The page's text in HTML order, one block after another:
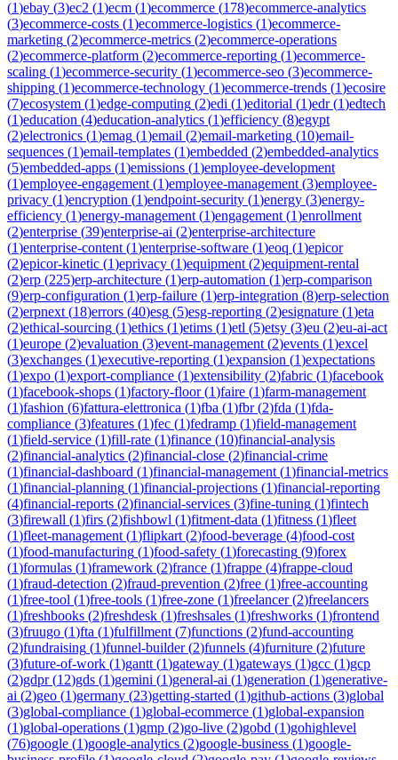
(1)ebay (3)ec2 (1)ecm (1)ecommerce (178)ecommerce-analytics
(3)ecommerce-costs (1)ecommerce-logistics (1)ecommerce-
marketing (2)ecommerce-metrics (2)ecommerce-operations
(2)ecommerce-platform (2)ecommerce-reporting (1)ecommerce-
scaling (1)ecommerce-security (1)ecommerce-seo (3)ecommerce-
shipping (1)ecommerce-technology (1)ecommerce-trends (1)ecosire
(7)ecosystem (1)edge-computing (2)edi (1)editorial (1)edr(1)edtech
(1)education (4)education-analytics (1)efficiency (8)egypt
(2)electronics (1)emag (1)email (2)email-marketing (10)email-
sequences (1)email-templates (1)embedded (2)embedded-analytics
(5)embedded-apps (1)emissions (1)employee-development
(1)employee-engagement (1)employee-management (3)employee-
privacy (1)encryption (1)endpoint-security (1)energy (3)energy-
efficiency (1)energy-management (1)engagement (1)enrollment
(2)enterprise (39)enterprise-ai (2)enterprise-architecture
(1)enterprise-content (1)enterprise-software (1)eoq (1)epicor
(2)epicor-kinetic (1)eprivacy (1)equipment (2)equipment-rental
(2)erp (225)erp-architecture (1)erp-automation (1)erp-comparison
(9)erp-configuration (1)erp-failure (1)erp-integration (8)erp-selection
(2)erpnext (18)errors (40)esg (5)esg-reporting (2)esignature (1)eta
(2)ethical-sourcing (1)ethics (1)etims (1)etl (5)etsy (3)eu (2)eu-ai-act
(1)europe (2)evaluation (3)event-management (2)events (1)excel
(3)exchanges (1)executive-reporting (1)expansion (1)expectations
(1)expo (1)export-compliance (1)extensibility (2)fabric (1)facebook
(1)facebook-shops (1)factory-floor(1)faire (1)farm-management
(1)fashion (6)fattura-elettronica (1)fba (1)fbr(2)fda (1)fda-
compliance (3)features (1)fec (1)fedramp (1)field-management
(1)field-service (1)fill-rate (1)finance (10)financial-analysis
(2)financial-analytics (2)financial-close (2)financial-crime
(1)financial-dashboard (1)financial-management (1)financial-metrics
(1)financial-planning (1)financial-projections (1)financial-reporting
(4)financial-reports (2)financial-services (3)fine-tuning (1)fintech
(3)firewall (1)firs (2)fishbowl (1)fitment-data (1)fitness (1)fleet
(1)fleet-management (1)flipkart (2)food-beverage (4)food-cost
(1)food-manufacturing (1)food-safety (1)forecasting (9)forex
(1)formulas (1)framework (2)france (1)frappe (4)frappe-cloud
(1)fraud-detection (2)fraud-prevention (2)free (1)free-accounting
(1)free-tool (1)free-tools (1)free-zone (1)freelancer(2)freelancers
(1)freshbooks (2)freshdesk (1)freshsales (1)freshworks (1)frontend
(3)fruugo (1)fta (1)fulfillment (7)functions (2)fund-accounting
(2)fundraising (1)funnel-builder(2)funnels (4)furniture (2)future
(3)future-of-work (1)gantt (1)gateway (1)gateways (1)gcc (1)gcp
(2)gdpr(12)gds (1)gemini (1)general-ai (1)generation (1)generative-
ai (2)geo (1)germany (23)getting-started (1)github-actions (3)global
(3)global-compliance (1)global-ecommerce (1)global-expansion
(1)global-operations (1)gmp (2)go-live (2)gobd (1)gohighlevel
(76)google (1)google-analytics (2)google-business (1)google-